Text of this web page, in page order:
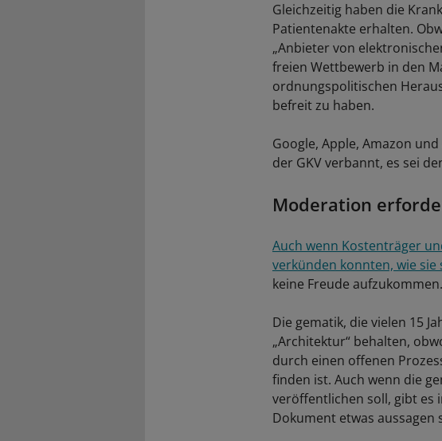
Gleichzeitig haben die
Patientenakte erhalten.
„Anbieter von
freien Wettbewerb in den
ordnungspolitischen
befreit zu haben.
Google, Apple, Amazon
der GKV verbannt, es sei
Moderation
Auch wenn Kostenträger
verkünden konnten, wie
keine Freude aufzukommen.
Die gematik, die vielen 15
„Architektur“ behalten,
durch einen offenen
finden ist. Auch wenn die
veröffentlichen soll, gibt es
Dokument etwas aussagen